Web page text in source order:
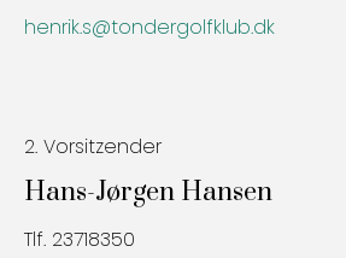
henrik.s@tondergolfklub.dk
2. Vorsitzender
Hans-Jørgen Hansen
Tlf. 23718350